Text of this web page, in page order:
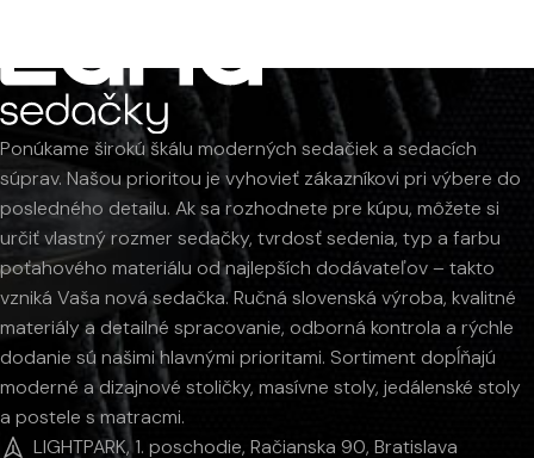
Ponúkame širokú škálu moderných sedačiek a sedacích
súprav. Našou prioritou je vyhovieť zákazníkovi pri výbere do
posledného detailu. Ak sa rozhodnete pre kúpu, môžete si
určiť vlastný rozmer sedačky, tvrdosť sedenia, typ a farbu
poťahového materiálu od najlepších dodávateľov – takto
vzniká Vaša nová sedačka. Ručná slovenská výroba, kvalitné
materiály a detailné spracovanie, odborná kontrola a rýchle
dodanie sú našimi hlavnými prioritami. Sortiment dopĺňajú
moderné a dizajnové stoličky, masívne stoly, jedálenské stoly
a postele s matracmi.
LIGHTPARK, 1. poschodie, Račianska 90, Bratislava